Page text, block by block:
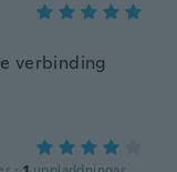
verbinding